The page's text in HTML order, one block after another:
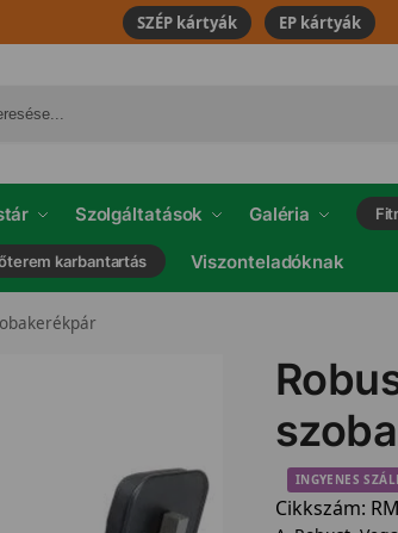
SZÉP kártyák EP kártyák
Szolgáltatások Galéria
karbantartás Viszonteladóknak
INGYENES
Cikkszám: